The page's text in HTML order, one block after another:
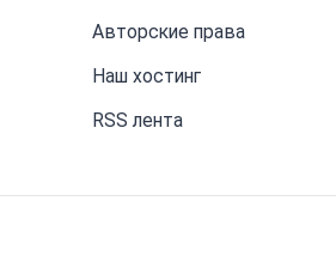
Авторские права
Наш хостинг
RSS лента